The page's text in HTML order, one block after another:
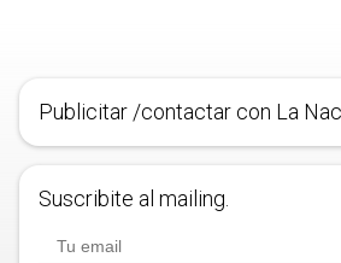
Publicitar /contactar con La
Suscribite al mailing.